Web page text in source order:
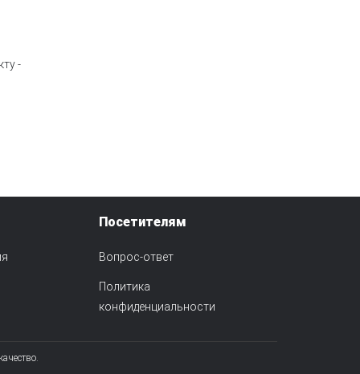
-
Посетителям
Вопрос-ответ
Политика
конфиденциальности